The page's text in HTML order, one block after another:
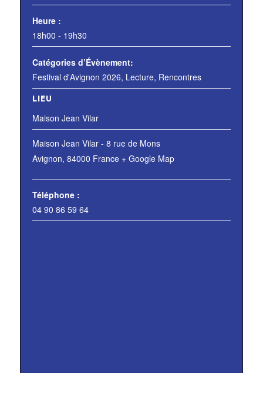
Heure :
18h00 - 19h30
Catégories d’Évènement:
Festival d'Avignon 2026, Lecture, Rencontres
LIEU
Maison Jean Vilar
Maison Jean Vilar - 8 rue de Mons
Avignon, 84000 France + Google Map
Téléphone :
04 90 86 59 64